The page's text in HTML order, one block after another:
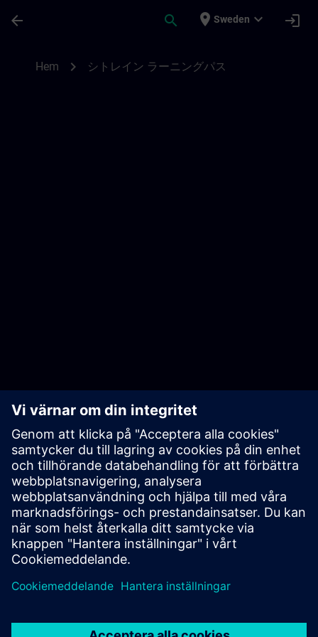
arrow_back search place Sweden expand_more login
Hem chevron_right シトレイン ラーニングパス